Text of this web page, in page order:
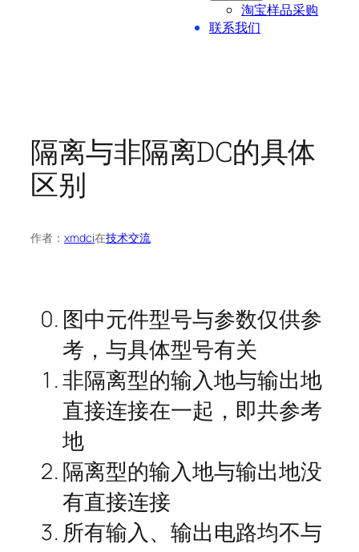
淘宝样品采购
联系我们
隔离与非隔离DC的具体
区别
作者： xmdci在技术交流
图中元件型号与参数仅供参
考，与具体型号有关
非隔离型的输入地与输出地
直接连接在一起，即共参考
地
隔离型的输入地与输出地没
有直接连接
所有输入、输出电路均不与